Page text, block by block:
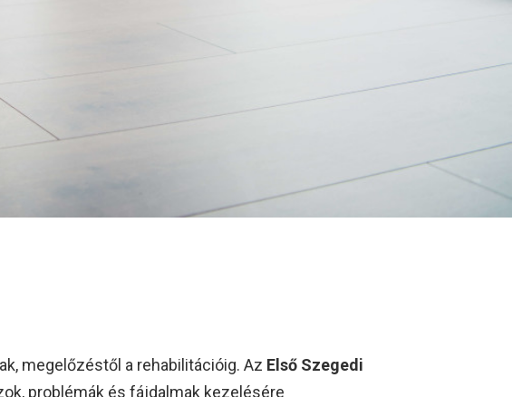
megelőzéstől a rehabilitációig. Az Első Szegedi
problémák és fájdalmak kezelésére